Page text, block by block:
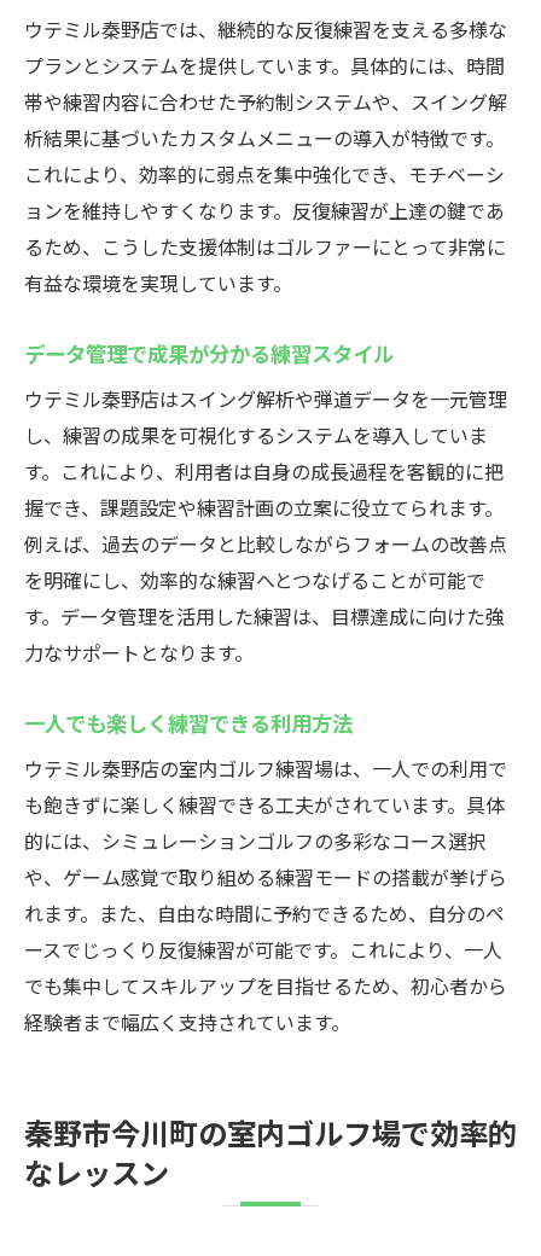
ウテミル秦野店では、継続的な反復練習を支える多様な
プランとシステムを提供しています。具体的には、時間
帯や練習内容に合わせた予約制システムや、スイング解
析結果に基づいたカスタムメニューの導入が特徴です。
これにより、効率的に弱点を集中強化でき、モチベーシ
ョンを維持しやすくなります。反復練習が上達の鍵であ
るため、こうした支援体制はゴルファーにとって非常に
有益な環境を実現しています。
データ管理で成果が分かる練習スタイル
ウテミル秦野店はスイング解析や弾道データを一元管理
し、練習の成果を可視化するシステムを導入していま
す。これにより、利用者は自身の成長過程を客観的に把
握でき、課題設定や練習計画の立案に役立てられます。
例えば、過去のデータと比較しながらフォームの改善点
を明確にし、効率的な練習へとつなげることが可能で
す。データ管理を活用した練習は、目標達成に向けた強
力なサポートとなります。
一人でも楽しく練習できる利用方法
ウテミル秦野店の室内ゴルフ練習場は、一人での利用で
も飽きずに楽しく練習できる工夫がされています。具体
的には、シミュレーションゴルフの多彩なコース選択
や、ゲーム感覚で取り組める練習モードの搭載が挙げら
れます。また、自由な時間に予約できるため、自分のペ
ースでじっくり反復練習が可能です。これにより、一人
でも集中してスキルアップを目指せるため、初心者から
経験者まで幅広く支持されています。
秦野市今川町の室内ゴルフ場で効率的
なレッスン